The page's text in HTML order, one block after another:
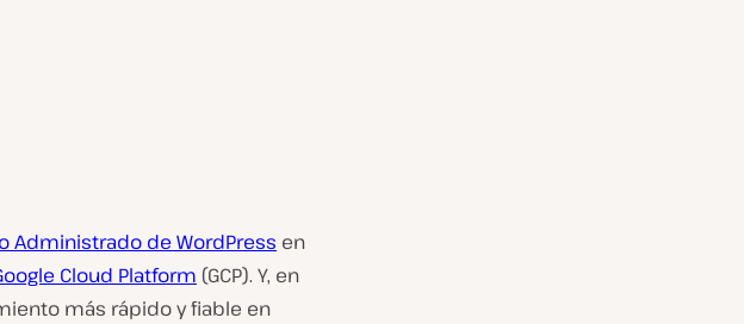
Administrado de WordPress en
Cloud Platform (GCP). Y, en
más rápido y fiable en